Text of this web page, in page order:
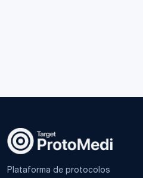
Plataforma de protocolos